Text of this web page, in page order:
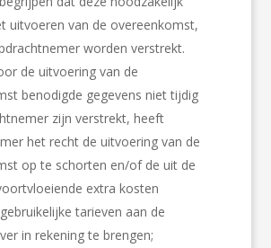
uitvoeren van de overeenkomst,
worden verstrekt.
de uitvoering van de
benodigde gegevens niet tijdig
zijn verstrekt, heeft
het recht de uitvoering van de
op te schorten en/of de uit de
extra kosten
tarieven aan de
in rekening te brengen;